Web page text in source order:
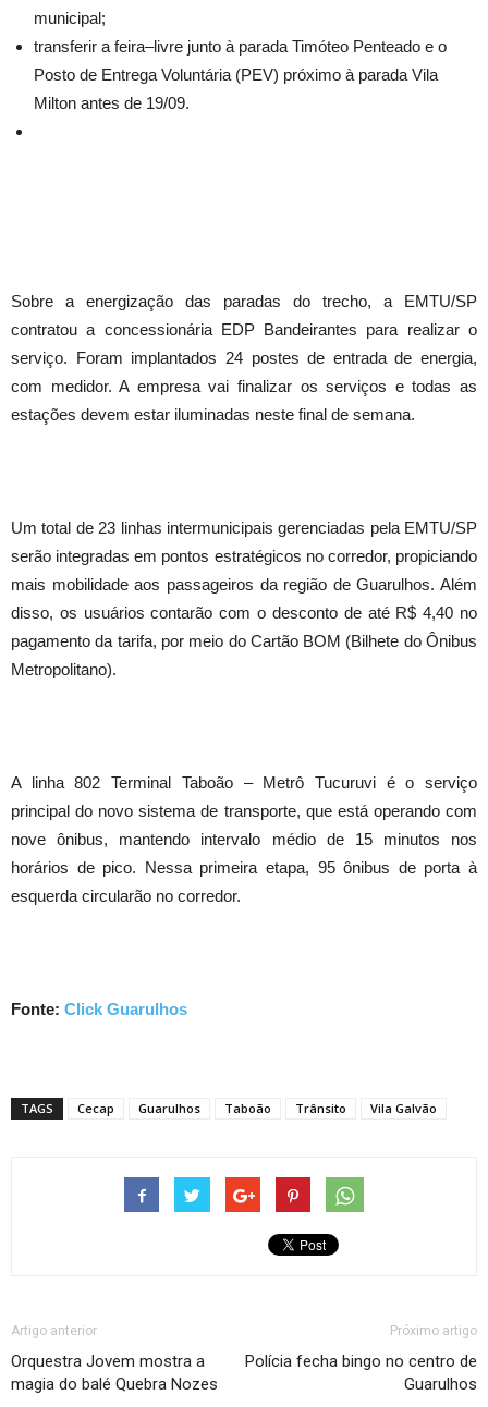
municipal;
transferir a feira–livre junto à parada Timóteo Penteado e o
Posto de Entrega Voluntária (PEV) próximo à parada Vila
Milton antes de 19/09.
Sobre a energização das paradas do trecho, a EMTU/SP
contratou a concessionária EDP Bandeirantes para realizar o
serviço. Foram implantados 24 postes de entrada de energia,
com medidor. A empresa vai finalizar os serviços e todas as
estações devem estar iluminadas neste final de semana.
Um total de 23 linhas intermunicipais gerenciadas pela EMTU/SP
serão integradas em pontos estratégicos no corredor, propiciando
mais mobilidade aos passageiros da região de Guarulhos. Além
disso, os usuários contarão com o desconto de até R$ 4,40 no
pagamento da tarifa, por meio do Cartão BOM (Bilhete do Ônibus
Metropolitano).
A linha 802 Terminal Taboão – Metrô Tucuruvi é o serviço
principal do novo sistema de transporte, que está operando com
nove ônibus, mantendo intervalo médio de 15 minutos nos
horários de pico. Nessa primeira etapa, 95 ônibus de porta à
esquerda circularão no corredor.
Fonte: Click Guarulhos
TAGS Cecap Guarulhos Taboão Trânsito Vila Galvão
Artigo anterior
Orquestra Jovem mostra a
magia do balé Quebra Nozes
Próximo artigo
Polícia fecha bingo no centro de
Guarulhos